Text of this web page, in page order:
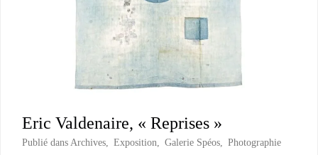
Eric Valdenaire, « Reprises »
Publié dans Archives, Exposition, Galerie Spéos, Photographie